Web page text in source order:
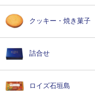
クッキー・焼き菓子
詰合せ
ロイズ石垣島